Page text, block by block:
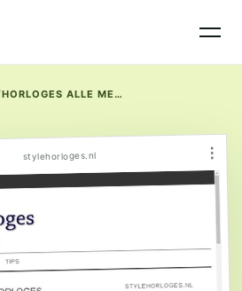
HORLOGES ALLE MERKEN
stylehorloges.nl ⋮